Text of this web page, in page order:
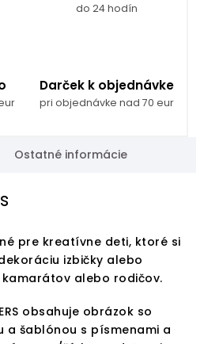
do 24 hodín
Darček k objednávke
pri objednávke nad 70 eur
Ostatné informácie
pre kreatívne deti, ktoré si
izbičky alebo
alebo rodičov.
obsahuje obrázok so
a šablónou s písmenami a